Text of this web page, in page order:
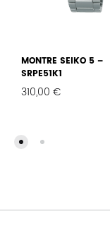
MONTRE SEIKO 5 –
SRPE51K1
310,00 €